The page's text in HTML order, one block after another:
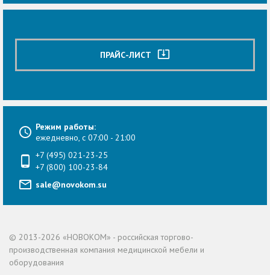
ПРАЙС-ЛИСТ system_update_alt
Режим работы:
ежедневно, с 07:00 - 21:00
+7 (495) 021-23-25
+7 (800) 100-23-84
sale@novokom.su
© 2013-2026 «НОВОКОМ» - российская торгово-
производственная компания медицинской мебели и
оборудования